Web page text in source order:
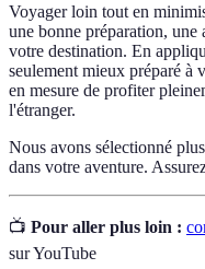
Voyager loin tout en
une bonne préparation, une
votre destination. En
seulement mieux préparé à
en mesure de profiter
l'étranger.
Nous avons sélectionné
dans votre aventure.
📺 Pour aller plus loin :
sur YouTube